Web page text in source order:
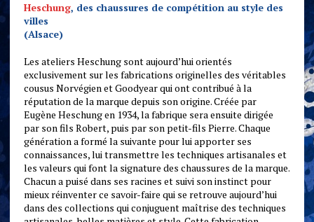
Heschung, des chaussures de compétition au style des
villes
(Alsace)
Les ateliers Heschung sont aujourd’hui orientés
exclusivement sur les fabrications originelles des véritables
cousus Norvégien et Goodyear qui ont contribué à la
réputation de la marque depuis son origine. Créée par
Eugène Heschung en 1934, la fabrique sera ensuite dirigée
par son fils Robert, puis par son petit-fils Pierre. Chaque
génération a formé la suivante pour lui apporter ses
connaissances, lui transmettre les techniques artisanales et
les valeurs qui font la signature des chaussures de la marque.
Chacun a puisé dans ses racines et suivi son instinct pour
mieux réinventer ce savoir-faire qui se retrouve aujourd’hui
dans des collections qui conjuguent maîtrise des techniques